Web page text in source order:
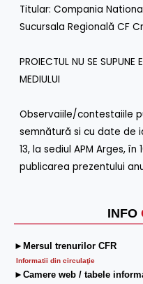
INFO
►Mersul trenurilor CFR
Informatii din circulaţie
►Camere web / tabele
Titular: Compania
Sucursala Regională CF
PROIECTUL NU SE SUPUNE
MEDIULUI
Observaiile/contestaiile
semnătură si cu date de
13, la sediul APM Arges,
publicarea prezentului